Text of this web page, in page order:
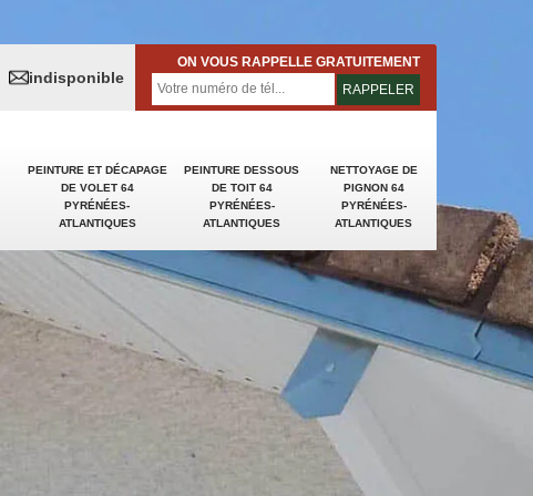
PEINTURE ET DÉCAPAGE
DE VOLET 64
PYRÉNÉES-
ATLANTIQUES
PEINTURE DESSOUS
DE TOIT 64
PYRÉNÉES-
ATLANTIQUES
NETTOYAGE DE
PIGNON 64
PYRÉNÉES-
ATLANTIQUES
indisponible
ON VOUS RAPPELLE GRATUITEMENT